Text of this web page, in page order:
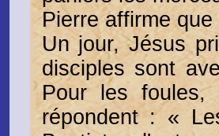
Pierre affirme
Un jour, Jésus
disciples sont
Pour les
répondent : «